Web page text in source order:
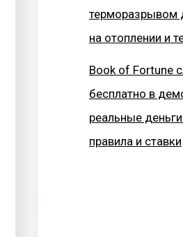
терморазрывом
на отоплении и
Book of Fortune
бесплатно в
реальные
правила и ставки